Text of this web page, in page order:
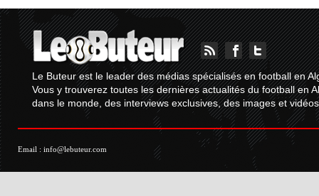
Le Buteur est le leader des médias spécialisés en football en
Vous y trouverez toutes les dernières actualités du football en
dans le monde, des interviews exclusives, des images et
Email : info@lebuteur.com